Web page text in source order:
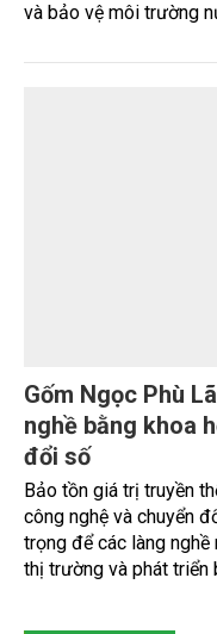
và bảo vệ môi trường
và Môi trường tỉnh Lai
Gốm Ngọc Phù
nghề bằng khoa
đổi số
Bảo tồn giá trị truyền
công nghệ và chuyển
trọng để các làng
thị trường và phát triển